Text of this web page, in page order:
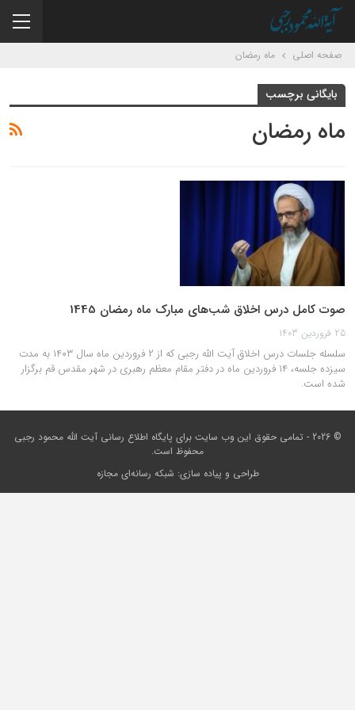
صفحه اصلی ماه رمضان
بایگانی برچسب
ماه رمضان
صوت کامل درس اخلاق شب‌های مبارک ماه رمضان 1445
25 فروردین 1403
سلسله جلسات درس اخلاق آیت الله رجبی که از ۲ فروردین ماه سال ۱۴۰۳ به مدت
سیزده جلسه، ۱۴ فروردین ماه در دفتر مقام معظم رهبری در شهر مقدس قم برگزار
شده است.
© 2026 - تمامی حقوق این وب سایت برای
پایگاه اطلاع رسانی آیت الله محمود رجبی
محفوظ است.
طراحی و پیاده سازی: شبکه رسانه‌ای مجازه